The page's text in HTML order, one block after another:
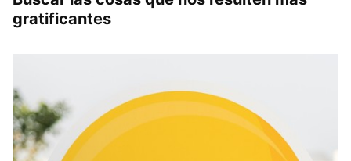
gratificantes